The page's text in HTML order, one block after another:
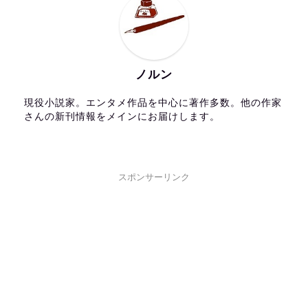
ノルン
現役小説家。エンタメ作品を中心に著作多数。他の作家
さんの新刊情報をメインにお届けします。
スポンサーリンク